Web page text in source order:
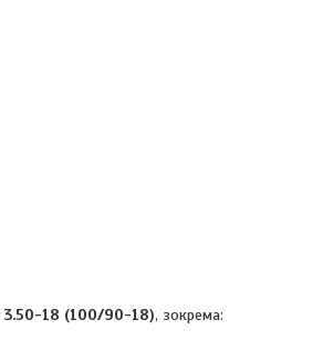
3.50-18 (100/90-18), зокрема: